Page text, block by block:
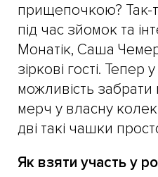
прищепочкою? Так-
під час зйомок та
Монатік, Саша
зіркові гості. Тепер
можливість
мерч у власну
дві такі чашки
Як взяти участь у